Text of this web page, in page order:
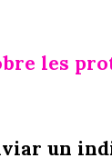
les
un